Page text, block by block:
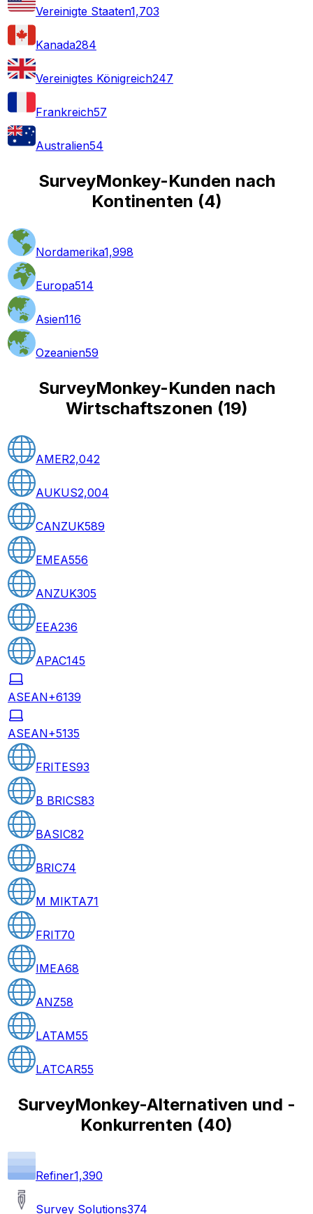
Vereinigte Staaten1,703
Kanada284
Vereinigtes Königreich247
Frankreich57
Australien54
SurveyMonkey-Kunden nach
Kontinenten (4)
Nordamerika1,998
Europa514
Asien116
Ozeanien59
SurveyMonkey-Kunden nach
Wirtschaftszonen (19)
AMER2,042
AUKUS2,004
CANZUK589
EMEA556
ANZUK305
EEA236
APAC145
ASEAN+6139
ASEAN+5135
FRITES93
B BRICS83
BASIC82
BRIC74
M MIKTA71
FRIT70
IMEA68
ANZ58
LATAM55
LATCAR55
SurveyMonkey-Alternativen und -
Konkurrenten (40)
Refiner1,390
Survey Solutions374